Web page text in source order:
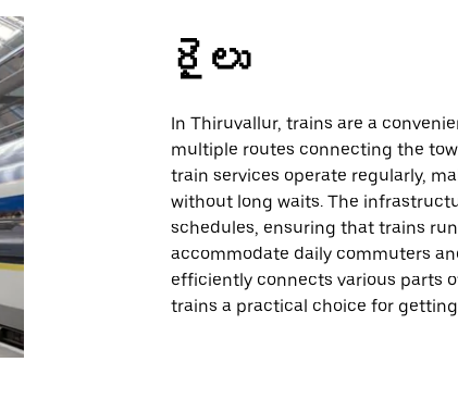
రైలు
In Thiruvallur, trains are a
multiple routes connecting the
train services operate regularly,
without long waits. The
schedules, ensuring that trains
accommodate daily commuters
efficiently connects various parts
trains a practical choice for